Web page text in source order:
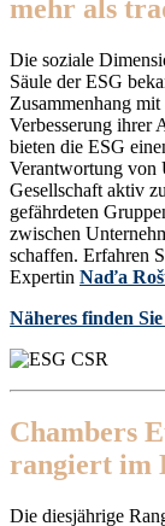
mehr als
Die soziale
Säule der ESG
Zusammenhang
Verbesserung ihrer
bieten die ESG
Verantwortung von
Gesellschaft aktiv
gefährdeten
zwischen
schaffen. Erfahren
Expertin Naďa
Näheres finden
Chambers
rangiert im
Die diesjährige